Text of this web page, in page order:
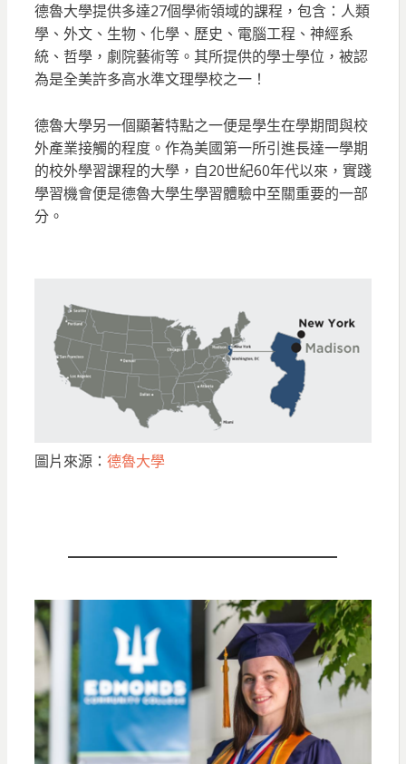
德魯大學提供多達27個學術領域的課程，包含：人類
學、外文、生物、化學、歷史、電腦工程、神經系
統、哲學，劇院藝術等。其所提供的學士學位，被認
為是全美許多高水準文理學校之一！
德魯大學另一個顯著特點之一便是學生在學期間與校
外產業接觸的程度。作為美國第一所引進長達一學期
的校外學習課程的大學，自20世紀60年代以來，實踐
學習機會便是德魯大學生學習體驗中至關重要的一部
分。
圖片來源： 德魯大學